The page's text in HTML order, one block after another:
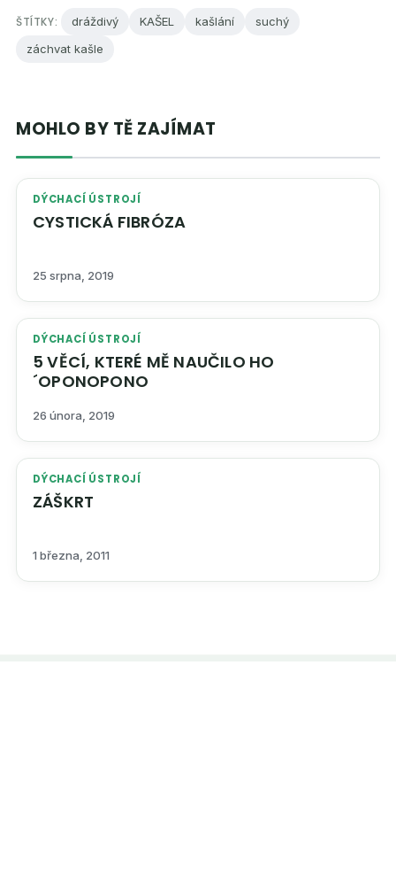
ŠTÍTKY: dráždivý KAŠEL kašlání
suchý
záchvat kašle
MOHLO BY TĚ ZAJÍMAT
DÝCHACÍ ÚSTROJÍ
CYSTICKÁ FIBRÓZA
25 srpna, 2019
DÝCHACÍ ÚSTROJÍ
5 VĚCÍ, KTERÉ MĚ NAUČILO HO
´OPONOPONO
26 února, 2019
DÝCHACÍ ÚSTROJÍ
ZÁŠKRT
1 března, 2011